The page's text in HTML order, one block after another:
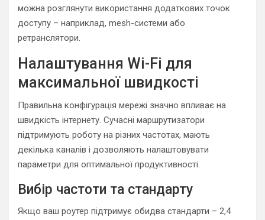
можна розглянути використання додаткових точок
доступу – наприклад, mesh-системи або
ретранслятори.
Налаштування Wi-Fi для
максимальної швидкості
Правильна конфігурація мережі значно впливає на
швидкість інтернету. Сучасні маршрутизатори
підтримують роботу на різних частотах, мають
декілька каналів і дозволяють налаштовувати
параметри для оптимальної продуктивності.
Вибір частоти та стандарту
Якщо ваш роутер підтримує обидва стандарти – 2,4